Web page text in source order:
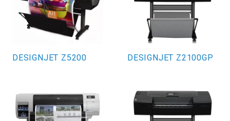
DESIGNJET Z5200 DESIGNJET Z2100GP